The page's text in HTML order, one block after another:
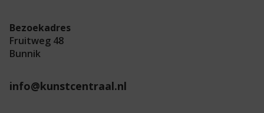
Bezoekadres
Fruitweg 48
Bunnik
info@kunstcentraal.nl